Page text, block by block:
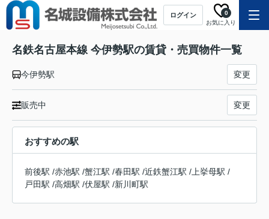
ログイン
お気に入り
0
名鉄名古屋本線 今伊勢駅の賃貸・売買物件一覧
今伊勢駅 変更
販売中 変更
おすすめの駅
前後駅 /赤池駅 /蟹江駅 /春田駅 /近鉄蟹江駅 / 上挙母駅 /
戸田駅 /高畑駅 /伏屋駅 /新川町駅